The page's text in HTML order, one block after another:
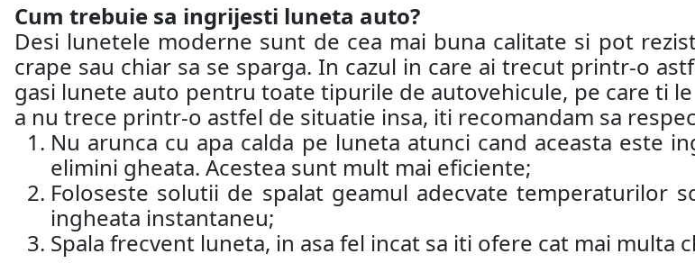
Cum trebuie sa ingrijesti luneta auto?
Desi lunetele moderne sunt de cea mai buna calitate si pot
crape sau chiar sa se sparga. In cazul in care ai trecut printr-o
gasi lunete auto pentru toate tipurile de autovehicule, pe care ti
a nu trece printr-o astfel de situatie insa, iti recomandam sa
Nu arunca cu apa calda pe luneta atunci cand aceasta este
elimini gheata. Acestea sunt mult mai eficiente;
Foloseste solutii de spalat geamul adecvate temperaturilor
ingheata instantaneu;
Spala frecvent luneta, in asa fel incat sa iti ofere cat mai multa